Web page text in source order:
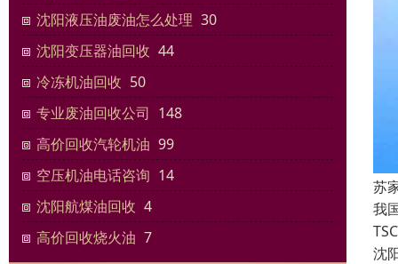
沈阳液压油废油怎么处理 30
沈阳变压器油回收 44
冷冻机油回收 50
专业废油回收公司 148
高价回收汽轮机油 99
空压机油电话咨询 14
沈阳航煤油回收 4
高价回收烧火油 7
苏
我
沈